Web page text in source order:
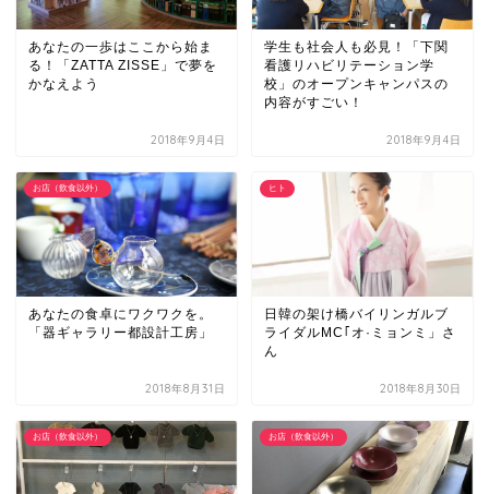
あなたの一歩はここから始ま
る！「ZATTA ZISSE」で夢を
かなえよう
2018年9月4日
学生も社会人も必見！「下関
看護リハビリテーション学
校」のオープンキャンパスの
内容がすごい！
2018年9月4日
お店（飲食以外）
あなたの食卓にワクワクを。
「器ギャラリー都設計工房」
2018年8月31日
ヒト
日韓の架け橋バイリンガルブ
ライダルMC｢オ·ミョンミ」さ
ん
2018年8月30日
お店（飲食以外） お店（飲食以外）